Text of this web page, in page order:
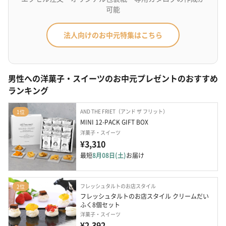
可能
法人向けのお中元特集はこちら
男性への洋菓子・スイーツのお中元プレゼントのおすすめ
ランキング
1位 AND THE FRIET（アンド ザ フリット）
MINI 12-PACK GIFT BOX
洋菓子・スイーツ
¥3,310
最短8月08日(土)お届け
2位 フレッシュタルトのお店スタイル
フレッシュタルトのお店スタイル クリームだい
ふく8個セット
洋菓子・スイーツ